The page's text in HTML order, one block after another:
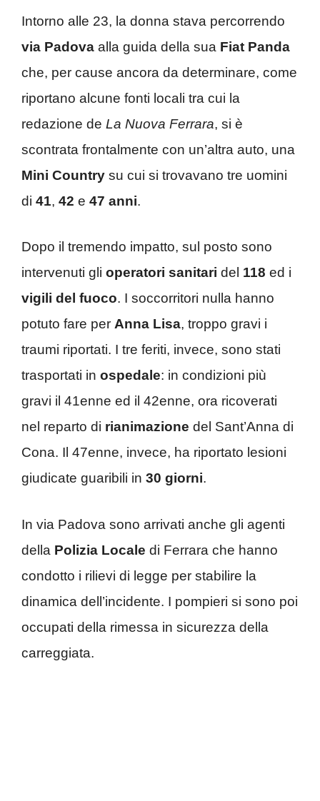
Intorno alle 23, la donna stava percorrendo
via Padova alla guida della sua Fiat Panda
che, per cause ancora da determinare, come
riportano alcune fonti locali tra cui la
redazione de La Nuova Ferrara, si è
scontrata frontalmente con un’altra auto, una
Mini Country su cui si trovavano tre uomini
di 41, 42 e 47 anni.
Dopo il tremendo impatto, sul posto sono
intervenuti gli operatori sanitari del 118 ed i
vigili del fuoco. I soccorritori nulla hanno
potuto fare per Anna Lisa, troppo gravi i
traumi riportati. I tre feriti, invece, sono stati
trasportati in ospedale: in condizioni più
gravi il 41enne ed il 42enne, ora ricoverati
nel reparto di rianimazione del Sant’Anna di
Cona. Il 47enne, invece, ha riportato lesioni
giudicate guaribili in 30 giorni.
In via Padova sono arrivati anche gli agenti
della Polizia Locale di Ferrara che hanno
condotto i rilievi di legge per stabilire la
dinamica dell’incidente. I pompieri si sono poi
occupati della rimessa in sicurezza della
carreggiata.